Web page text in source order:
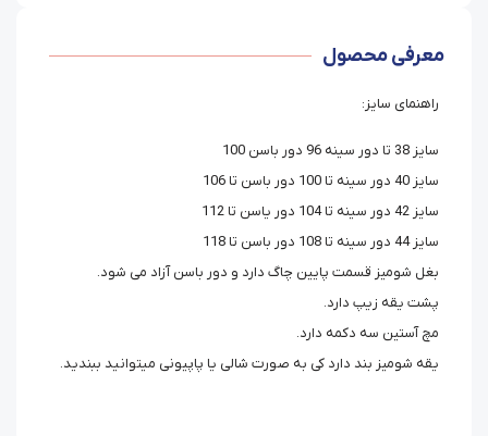
معرفی محصول
راهنمای سایز:
سایز 38 تا دور سینه 96 دور باسن 100
سایز 40 دور سینه تا 100 دور باسن تا 106
سایز 42 دور سینه تا 104 دور یاسن تا 112
سایز 44 دور سینه تا 108 دور باسن تا 118
بغل شومیز قسمت پایین چاگ دارد و دور باسن آزاد می شود.
پشت یقه زیپ دارد.
مچ آستین سه دکمه دارد.
یقه شومیز بند دارد کی به صورت شالی یا پاپیونی میتوانید ببندید.